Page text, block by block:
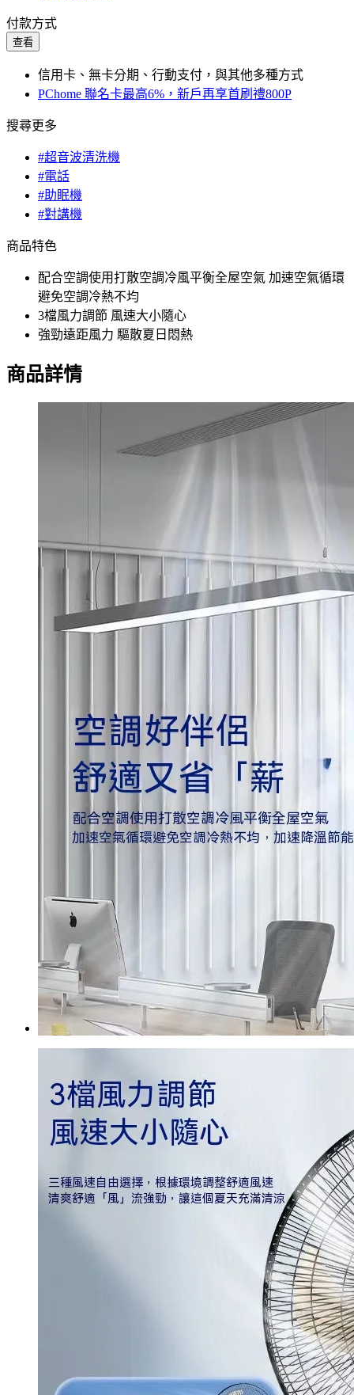
付款方式
查看
信用卡、無卡分期、行動支付，與其他多種方式
PChome 聯名卡最高6%，新戶再享首刷禮800P
搜尋更多
#超音波清洗機
#電話
#助眠機
#對講機
商品特色
配合空調使用打散空調冷風平衡全屋空氣 加速空氣循環
避免空調冷熱不均
3檔風力調節 風速大小隨心
強勁遠距風力 驅散夏日悶熱
商品詳情